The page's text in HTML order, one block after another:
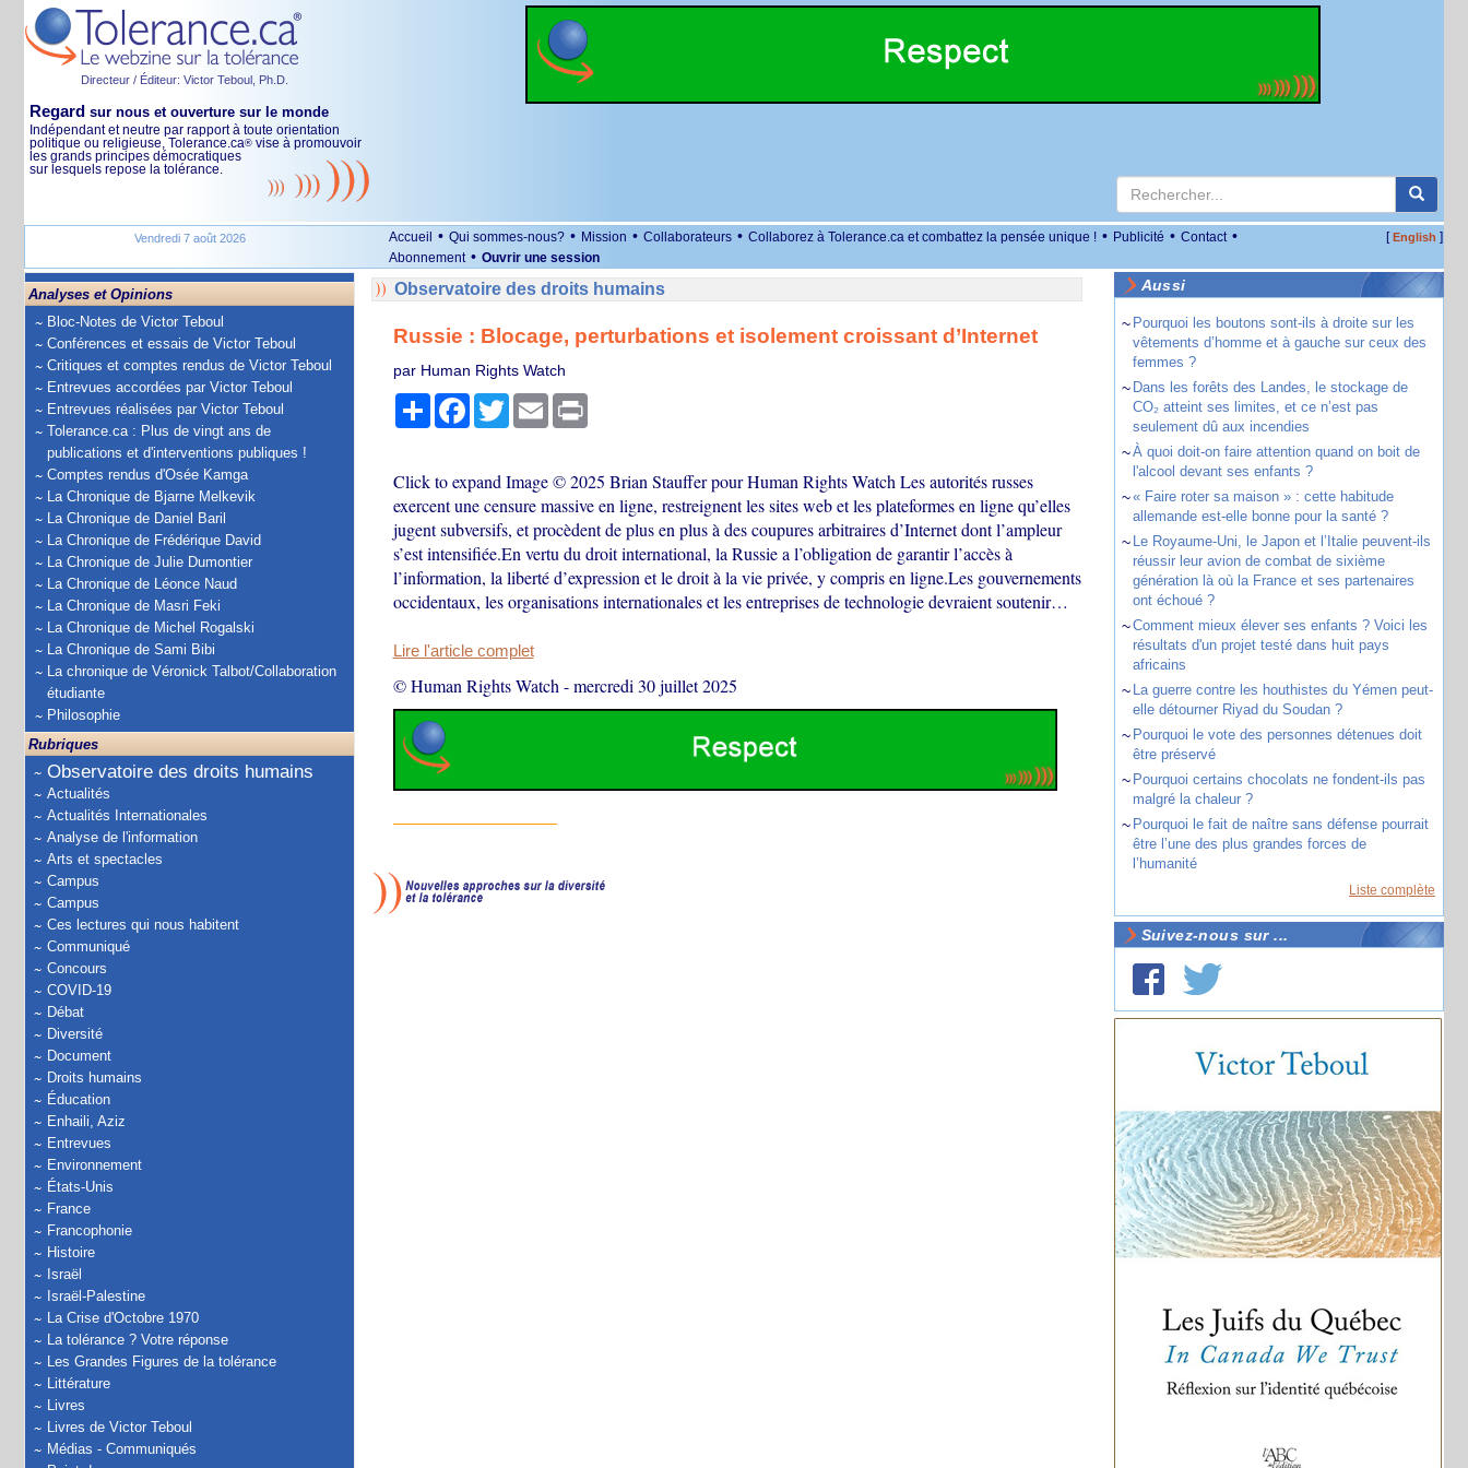
Directeur / Éditeur: Victor Teboul, Ph.D.
Regard sur nous et ouverture sur le monde
Indépendant et neutre par rapport à toute orientation
politique ou religieuse, Tolerance.ca® vise à promouvoir
les grands principes démocratiques
sur lesquels repose la tolérance.
Vendredi 7 août 2026 Accueil • Qui sommes-nous? • Mission • Collaborateurs • Collaborez à Tolerance.ca et combattez la pensée unique ! • Publicité • Contact •
Abonnement • Ouvrir une session
[English ]
Analyses et Opinions
Bloc-Notes de Victor Teboul
Conférences et essais de Victor Teboul
Critiques et comptes rendus de Victor Teboul
Entrevues accordées par Victor Teboul
Entrevues réalisées par Victor Teboul
Tolerance.ca : Plus de vingt ans de
publications et d'interventions publiques !
Comptes rendus d'Osée Kamga
La Chronique de Bjarne Melkevik
La Chronique de Daniel Baril
La Chronique de Frédérique David
La Chronique de Julie Dumontier
La Chronique de Léonce Naud
La Chronique de Masri Feki
La Chronique de Michel Rogalski
La Chronique de Sami Bibi
La chronique de Véronick Talbot/Collaboration
étudiante
Philosophie
Rubriques
Observatoire des droits humains
Actualités
Actualités Internationales
Analyse de l'information
Arts et spectacles
Campus
Campus
Ces lectures qui nous habitent
Communiqué
Concours
COVID-19
Débat
Diversité
Document
Droits humains
Éducation
Enhaili, Aziz
Entrevues
Environnement
États-Unis
France
Francophonie
Histoire
Israël
Israël-Palestine
La Crise d'Octobre 1970
La tolérance ? Votre réponse
Les Grandes Figures de la tolérance
Littérature
Livres
Livres de Victor Teboul
Médias - Communiqués
Observatoire des droits humains
Russie : Blocage, perturbations et isolement croissant d’Internet
par Human Rights Watch
PartagerFacebook
TwitterEmail Print
Click to expand Image © 2025 Brian Stauffer pour Human Rights Watch Les autorités russes
exercent une censure massive en ligne, restreignent les sites web et les plateformes en ligne qu’elles
jugent subversifs, et procèdent de plus en plus à des coupures arbitraires d’Internet dont l’ampleur
s’est intensifiée.En vertu du droit international, la Russie a l’obligation de garantir l’accès à
l’information, la liberté d’expression et le droit à la vie privée, y compris en ligne.Les gouvernements
occidentaux, les organisations internationales et les entreprises de technologie devraient soutenir…
Lire l'article complet
© Human Rights Watch -mercredi 30 juillet 2025
Aussi
~ Pourquoi les boutons sont-ils à droite sur les
vêtements d’homme et à gauche sur ceux des
femmes ?
~ Dans les forêts des Landes, le stockage de
CO₂ atteint ses limites, et ce n’est pas
seulement dû aux incendies
~À quoi doit-on faire attention quand on boit de
l'alcool devant ses enfants ?
~« Faire roter sa maison » : cette habitude
allemande est-elle bonne pour la santé ?
~ Le Royaume-Uni, le Japon et l’Italie peuvent-ils
réussir leur avion de combat de sixième
génération là où la France et ses partenaires
ont échoué ?
~Comment mieux élever ses enfants ? Voici les
résultats d'un projet testé dans huit pays
africains
~ La guerre contre les houthistes du Yémen peut-
elle détourner Riyad du Soudan ?
~ Pourquoi le vote des personnes détenues doit
être préservé
~ Pourquoi certains chocolats ne fondent-ils pas
malgré la chaleur ?
~ Pourquoi le fait de naître sans défense pourrait
être l’une des plus grandes forces de
l’humanité
Liste complète
Suivez-nous sur ...